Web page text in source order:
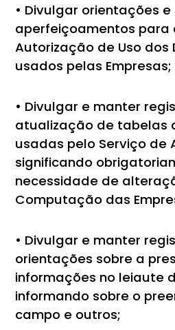
• Divulgar orientações e
aperfeiçoamentos para
Autorização de Uso dos
usados pelas Empresas;
• Divulgar e manter
atualização de tabelas
usadas pelo Serviço de
significando
necessidade de
Computação das
• Divulgar e manter
orientações sobre a
informações no leiaute
informando sobre o
campo e outros;